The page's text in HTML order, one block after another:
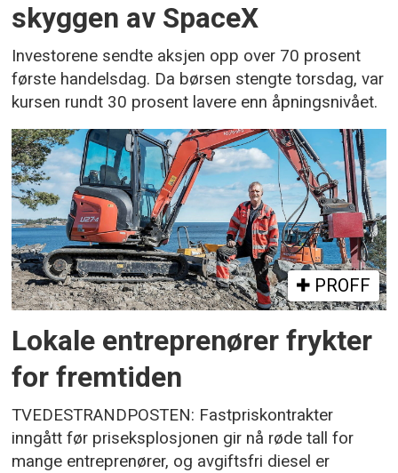
skyggen av SpaceX
Investorene sendte aksjen opp over 70 prosent
første handelsdag. Da børsen stengte torsdag, var
kursen rundt 30 prosent lavere enn åpningsnivået.
PROFF
Lokale entreprenører frykter
for fremtiden
TVEDESTRANDPOSTEN: Fastpriskontrakter
inngått før priseksplosjonen gir nå røde tall for
mange entreprenører, og avgiftsfri diesel er